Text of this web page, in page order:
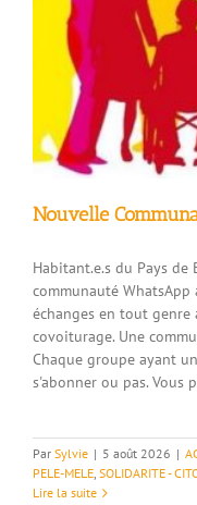
Nouvelle
Habitant.e.s du Pays
communauté
échanges en tout
covoiturage. Une
Chaque groupe ayant
s'abonner ou pas. Vous
Par Sylvie | 5 août 2026 |
PELE-MELE, SOLIDARITE -
Lire la suite